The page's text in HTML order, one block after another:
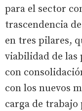
para el sector
trascendencia
en tres pilares,
viabilidad de las
con
con los nuevos
carga de trabajo